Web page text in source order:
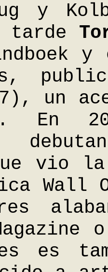
y
tarde
y
un
En
vio
Wall
es